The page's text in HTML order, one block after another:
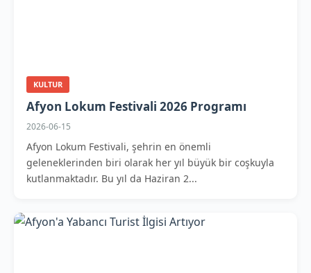
KULTUR
Afyon Lokum Festivali 2026 Programı
2026-06-15
Afyon Lokum Festivali, şehrin en önemli
geleneklerinden biri olarak her yıl büyük bir coşkuyla
kutlanmaktadır. Bu yıl da Haziran 2...